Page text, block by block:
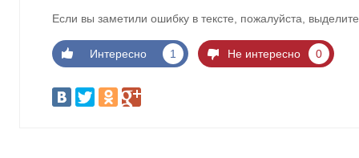
Если вы заметили ошибку в тексте, пожалуйста,
Интересно 1 Не интересно 0